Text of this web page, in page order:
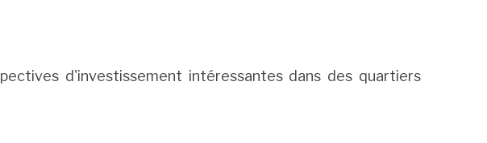
d'investissement intéressantes dans des quartiers